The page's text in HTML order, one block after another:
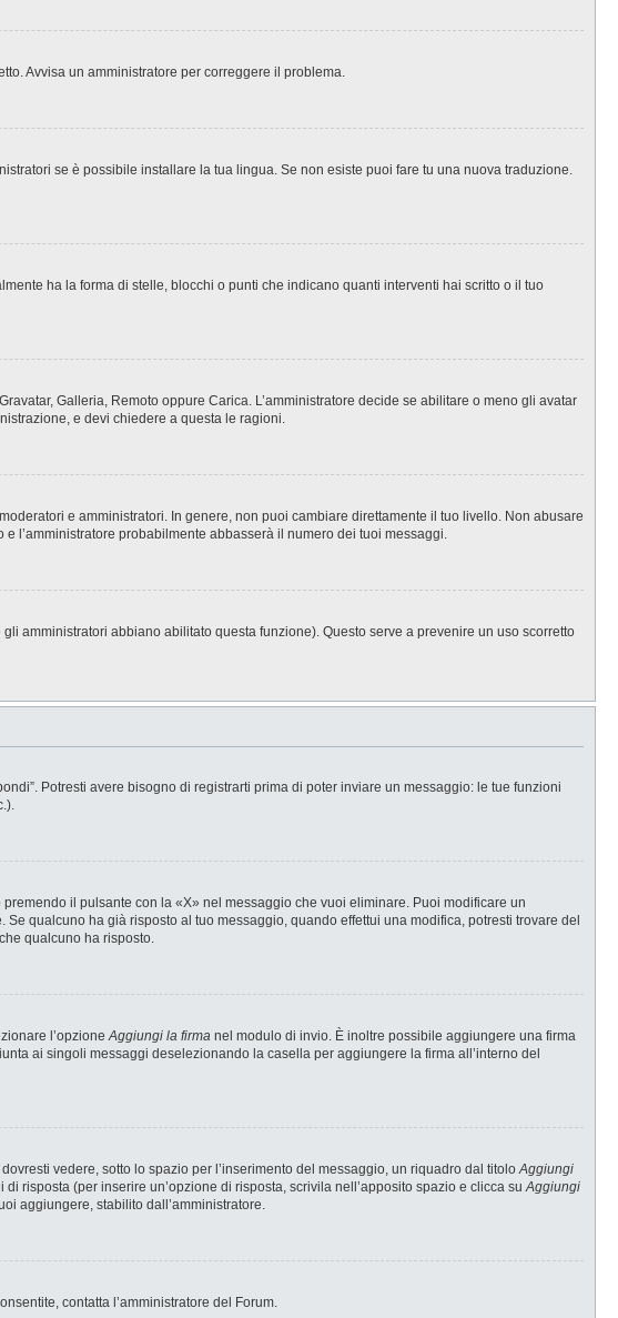
Avvisa un amministratore per correggere il problema.
se è possibile installare la tua lingua. Se non esiste puoi fare tu una nuova traduzione.
ha la forma di stelle, blocchi o punti che indicano quanti interventi hai scritto o il tuo
Galleria, Remoto oppure Carica. L’amministratore decide se abilitare o meno gli avatar
e devi chiedere a questa le ragioni.
e amministratori. In genere, non puoi cambiare direttamente il tuo livello. Non abusare
l’amministratore probabilmente abbasserà il numero dei tuoi messaggi.
amministratori abbiano abilitato questa funzione). Questo serve a prevenire un uso scorretto
Potresti avere bisogno di registrarti prima di poter inviare un messaggio: le tue funzioni
il pulsante con la «X» nel messaggio che vuoi eliminare. Puoi modificare un
Se qualcuno ha già risposto al tuo messaggio, quando effettui una modifica, potresti trovare del
qualcuno ha risposto.
l’opzioneAggiungi la firma nel modulo di invio. È inoltre possibile aggiungere una firma
ai singoli messaggi deselezionando la casella per aggiungere la firma all’interno del
vedere, sotto lo spazio per l’inserimento del messaggio, un riquadro dal titoloAggiungi
risposta (per inserire un’opzione di risposta, scrivila nell’apposito spazio e clicca suAggiungi
aggiungere, stabilito dall’amministratore.
contatta l’amministratore del Forum.